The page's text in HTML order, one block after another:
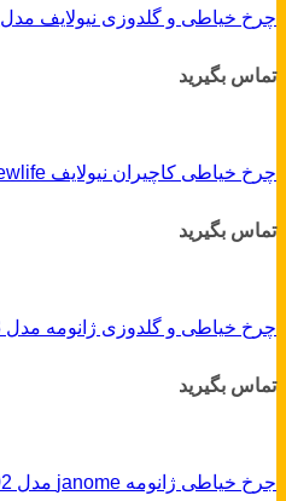
چرخ خیاطی و گلدوزی نیولایف مدل 1139D
تماس بگیرید
چرخ خیاطی کاچیران نیولایف newlife مدل 5000D
تماس بگیرید
چرخ خیاطی و گلدوزی ژانومه مدل 393
تماس بگیرید
جرخ خیاطی ژانومه janome مدل 802 ژاپن